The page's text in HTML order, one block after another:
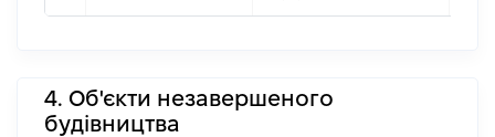
4. Об'єкти незавершеного
будівництва